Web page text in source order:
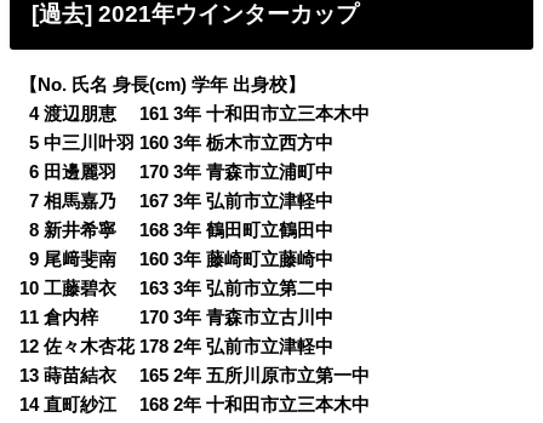
[過去] 2021年ウインターカップ
【No. 氏名 身長(cm) 学年 出身校】
04 渡辺朋恵 161 3年 十和田市立三本木中
05 中三川叶羽 160 3年 栃木市立西方中
06 田邊麗羽 170 3年 青森市立浦町中
07 相馬嘉乃 167 3年 弘前市立津軽中
08 新井希寧 168 3年 鶴田町立鶴田中
09 尾﨑斐南 160 3年 藤崎町立藤崎中
10 工藤碧衣 163 3年 弘前市立第二中
11 倉内梓 170 3年 青森市立古川中
12 佐々木杏花 178 2年 弘前市立津軽中
13 蒔苗結衣 165 2年 五所川原市立第一中
14 直町紗江 168 2年 十和田市立三本木中